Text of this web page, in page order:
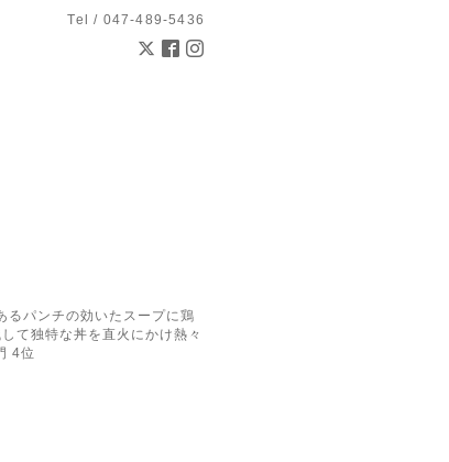
Tel / 047-489-5436
パンチの効いたスープに鶏
て独特な丼を直火にかけ熱々
4位